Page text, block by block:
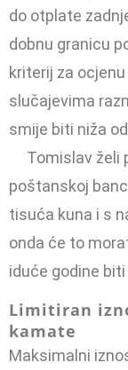
do otplate
dobnu granicu
kriterij za
slučajevima
smije biti niža
Tomislav želi
poštanskoj
tisuća kuna i s
onda će to
iduće godine
Limitiran
kamate
Maksimalni